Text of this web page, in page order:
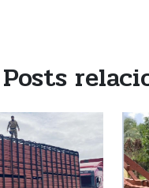
Posts